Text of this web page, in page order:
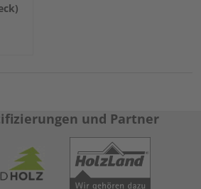
und Partner